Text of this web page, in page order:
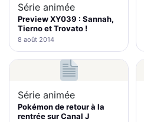
Série animée
Preview XY039 : Sannah,
Tierno et Trovato !
8 août 2014
Série animée
Pokémon de retour à la
rentrée sur Canal J